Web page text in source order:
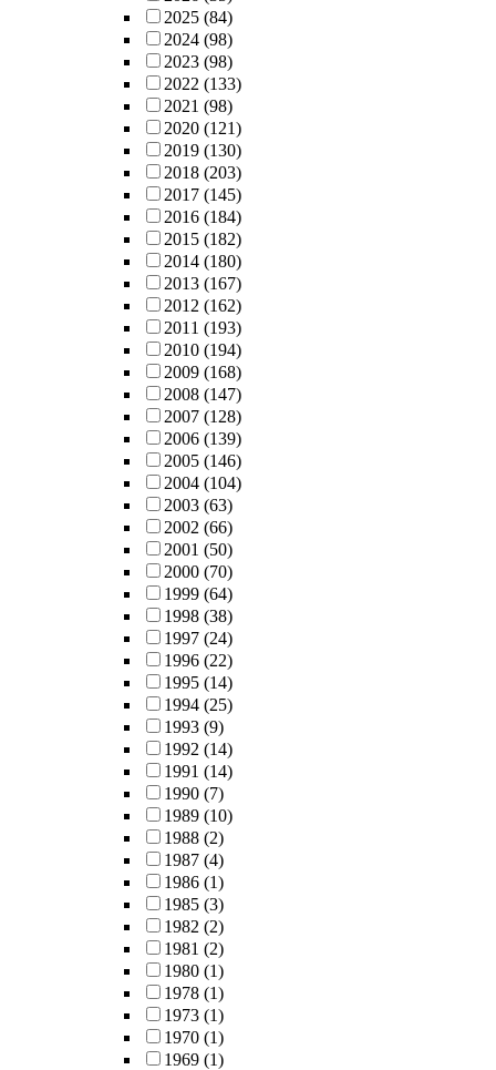
2025 (84)
2024 (98)
2023 (98)
2022 (133)
2021 (98)
2020 (121)
2019 (130)
2018 (203)
2017 (145)
2016 (184)
2015 (182)
2014 (180)
2013 (167)
2012 (162)
2011 (193)
2010 (194)
2009 (168)
2008 (147)
2007 (128)
2006 (139)
2005 (146)
2004 (104)
2003 (63)
2002 (66)
2001 (50)
2000 (70)
1999 (64)
1998 (38)
1997 (24)
1996 (22)
1995 (14)
1994 (25)
1993 (9)
1992 (14)
1991 (14)
1990 (7)
1989 (10)
1988 (2)
1987 (4)
1986 (1)
1985 (3)
1982 (2)
1981 (2)
1980 (1)
1978 (1)
1973 (1)
1970 (1)
1969 (1)